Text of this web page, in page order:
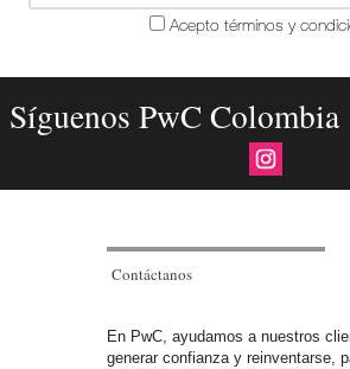
Acepto términos y
Síguenos PwC Colombia
Contáctanos
En PwC, ayudamos a nuestros
generar confianza y reinventarse,